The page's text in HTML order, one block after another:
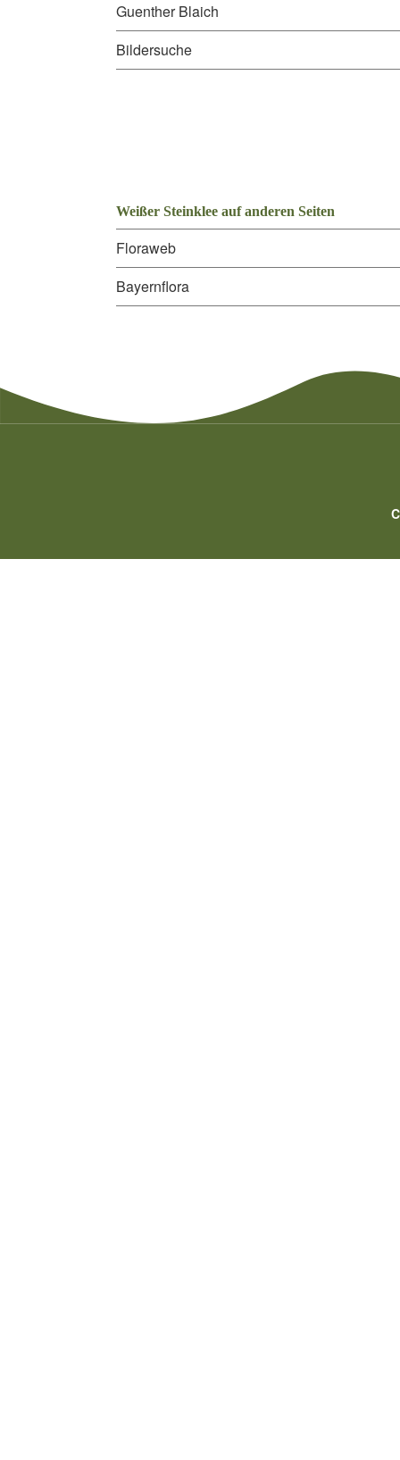
Guenther Blaich
Bildersuche
Weißer Steinklee auf anderen Seiten
Floraweb
Bayernflora